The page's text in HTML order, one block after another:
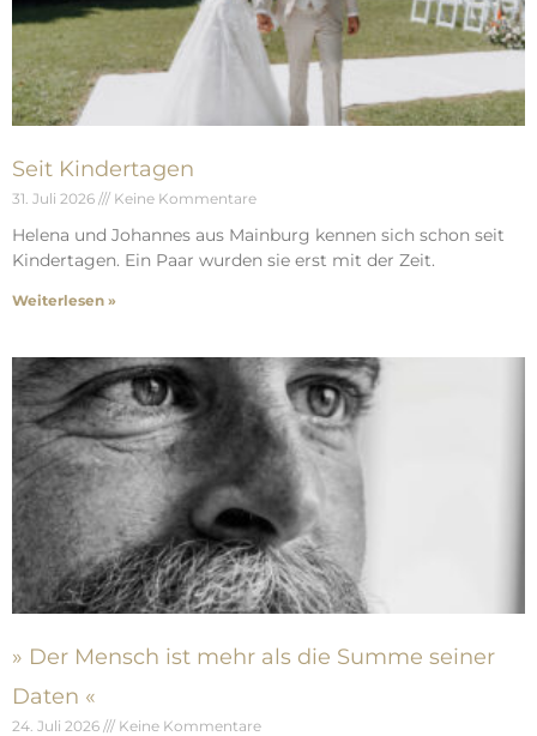
Seit Kindertagen
31. Juli 2026 Keine Kommentare
Helena und Johannes aus Mainburg kennen sich schon seit
Kindertagen. Ein Paar wurden sie erst mit der Zeit.
Weiterlesen »
» Der Mensch ist mehr als die Summe seiner
Daten «
24. Juli 2026 Keine Kommentare